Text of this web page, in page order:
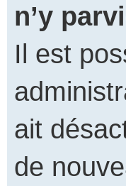
n’y
Il est
ait
de